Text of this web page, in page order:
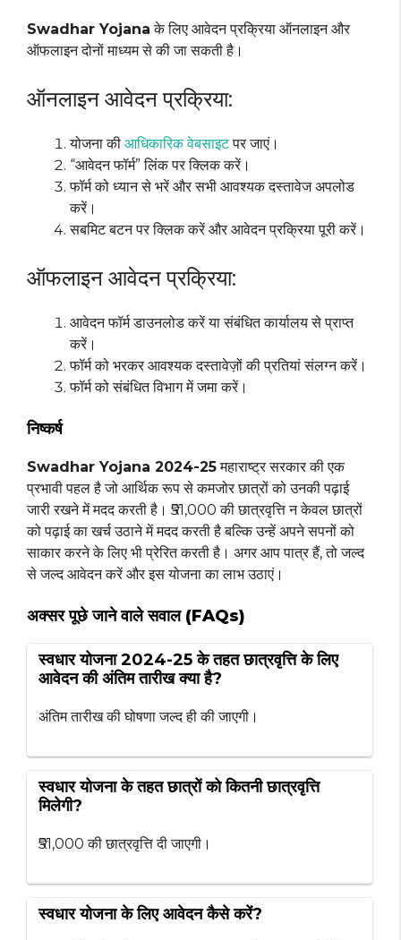
Swadhar Yojana के लिए आवेदन प्रक्रिया ऑनलाइन और
ऑफलाइन दोनों माध्यम से की जा सकती है।
ऑनलाइन आवेदन प्रक्रिया:
योजना की आधिकारिक वेबसाइटपर जाएं।
“आवेदन फॉर्म” लिंक पर क्लिक करें।
फॉर्म को ध्यान से भरें और सभी आवश्यक दस्तावेज अपलोड
करें।
सबमिट बटन पर क्लिक करें और आवेदन प्रक्रिया पूरी करें।
ऑफलाइन आवेदन प्रक्रिया:
आवेदन फॉर्म डाउनलोड करें या संबंधित कार्यालय से प्राप्त
करें।
फॉर्म को भरकर आवश्यक दस्तावेज़ों की प्रतियां संलग्न करें।
फॉर्म को संबंधित विभाग में जमा करें।
निष्कर्ष
Swadhar Yojana 2024-25महाराष्ट्र सरकार की एक
प्रभावी पहल है जो आर्थिक रूप से कमजोर छात्रों को उनकी पढ़ाई
जारी रखने में मदद करती है। ₹51,000 की छात्रवृत्ति न केवल छात्रों
को पढ़ाई का खर्च उठाने में मदद करती है बल्कि उन्हें अपने सपनों को
साकार करने के लिए भी प्रेरित करती है। अगर आप पात्र हैं, तो जल्द
से जल्द आवेदन करें और इस योजना का लाभ उठाएं।
अक्सर पूछे जाने वाले सवाल (FAQs)
स्वधार योजना 2024-25 के तहत छात्रवृत्ति के लिए
आवेदन की अंतिम तारीख क्या है?
अंतिम तारीख की घोषणा जल्द ही की जाएगी।
स्वधार योजना के तहत छात्रों को कितनी छात्रवृत्ति
मिलेगी?
₹51,000 की छात्रवृत्ति दी जाएगी।
स्वधार योजना के लिए आवेदन कैसे करें?